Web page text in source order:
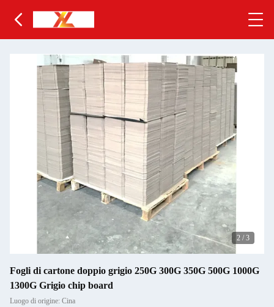
2 / 3
Fogli di cartone doppio grigio 250G 300G 350G 500G 1000G
1300G Grigio chip board
Luogo di origine: Cina